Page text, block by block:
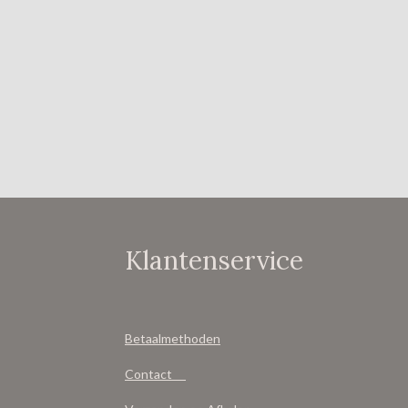
Klantenservice
Betaalmethoden
Contact